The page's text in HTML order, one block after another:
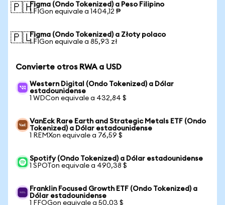
🇵🇭Figma (Ondo Tokenized) a Peso Filipino
1 FIGon equivale a 1404,12 ₱
🇵🇱Figma (Ondo Tokenized) a Złoty polaco
1 FIGon equivale a 85,93 zł
Convierte otros RWA a USD
Western Digital (Ondo Tokenized) a Dólar
estadounidense
1 WDCon equivale a 432,84 $
VanEck Rare Earth and Strategic Metals ETF (Ondo
Tokenized) a Dólar estadounidense
1 REMXon equivale a 76,59 $
Spotify (Ondo Tokenized) a Dólar estadounidense
1 SPOTon equivale a 490,38 $
Franklin Focused Growth ETF (Ondo Tokenized) a
Dólar estadounidense
1 FFOGon equivale a 50,03 $